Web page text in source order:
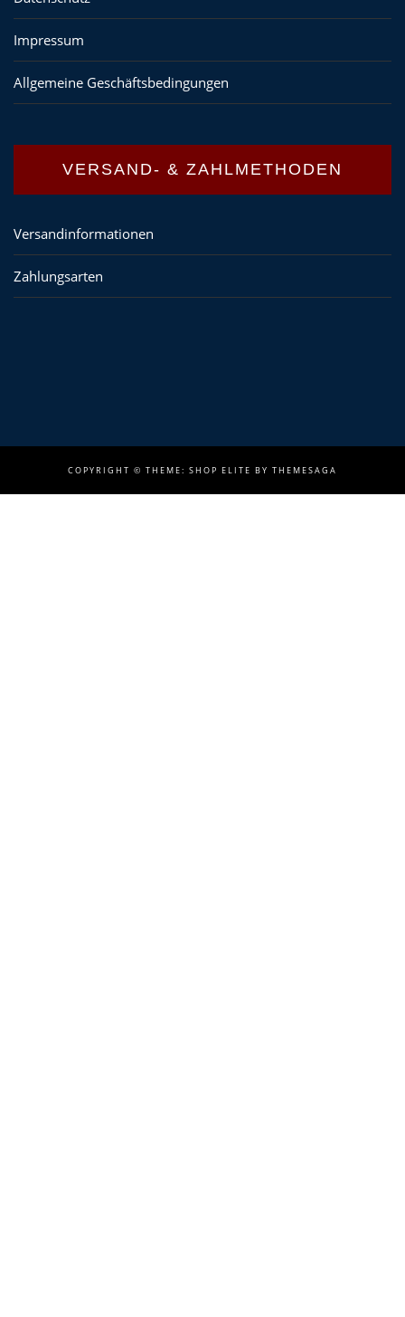
Impressum
Allgemeine Geschäftsbedingungen
VERSAND- & ZAHLMETHODEN
Versandinformationen
Zahlungsarten
COPYRIGHT © THEME: SHOP ELITE BY THEMESAGA